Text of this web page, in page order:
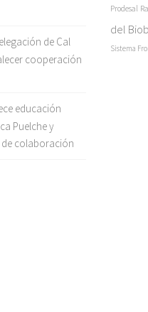
de Cal
cooperación
educación
Puelche y
de colaboración
Prodesal
del
Sistema